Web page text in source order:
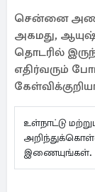
சென்னை
அகமது,
தொடரில்
எதிர்வரும்
உள்நாட்டு
இணையுங்கள்.